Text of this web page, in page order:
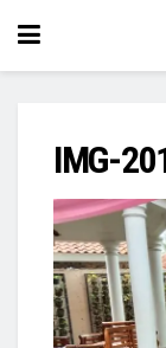
IMG-